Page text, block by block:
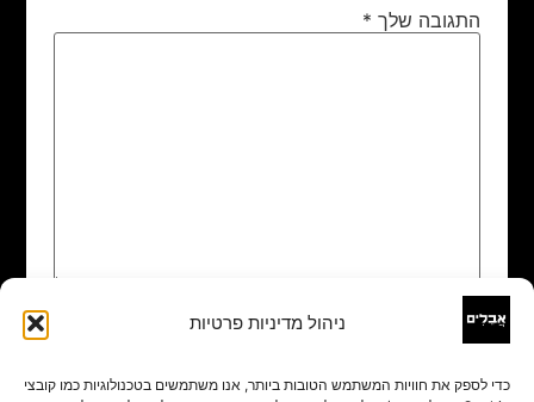
ניהול מדיניות פרטיות
כדי לספק את חוויות המשתמש הטובות ביותר, אנו משתמשים בטכנולוגיות כמו קובצי
התגובה שלך *
שם